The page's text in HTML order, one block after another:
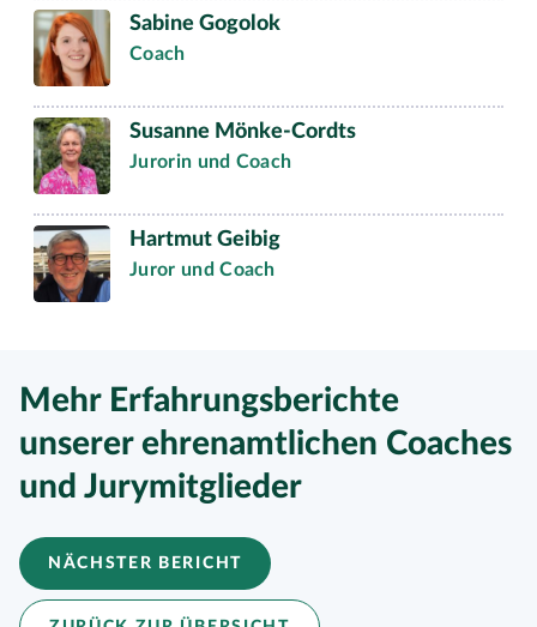
Sabine Gogolok
Coach
Susanne Mönke-Cordts
Jurorin und Coach
Hartmut Geibig
Juror und Coach
Mehr Erfahrungsberichte
unserer ehrenamtlichen Coaches
und Jurymitglieder
NÄCHSTER BERICHT